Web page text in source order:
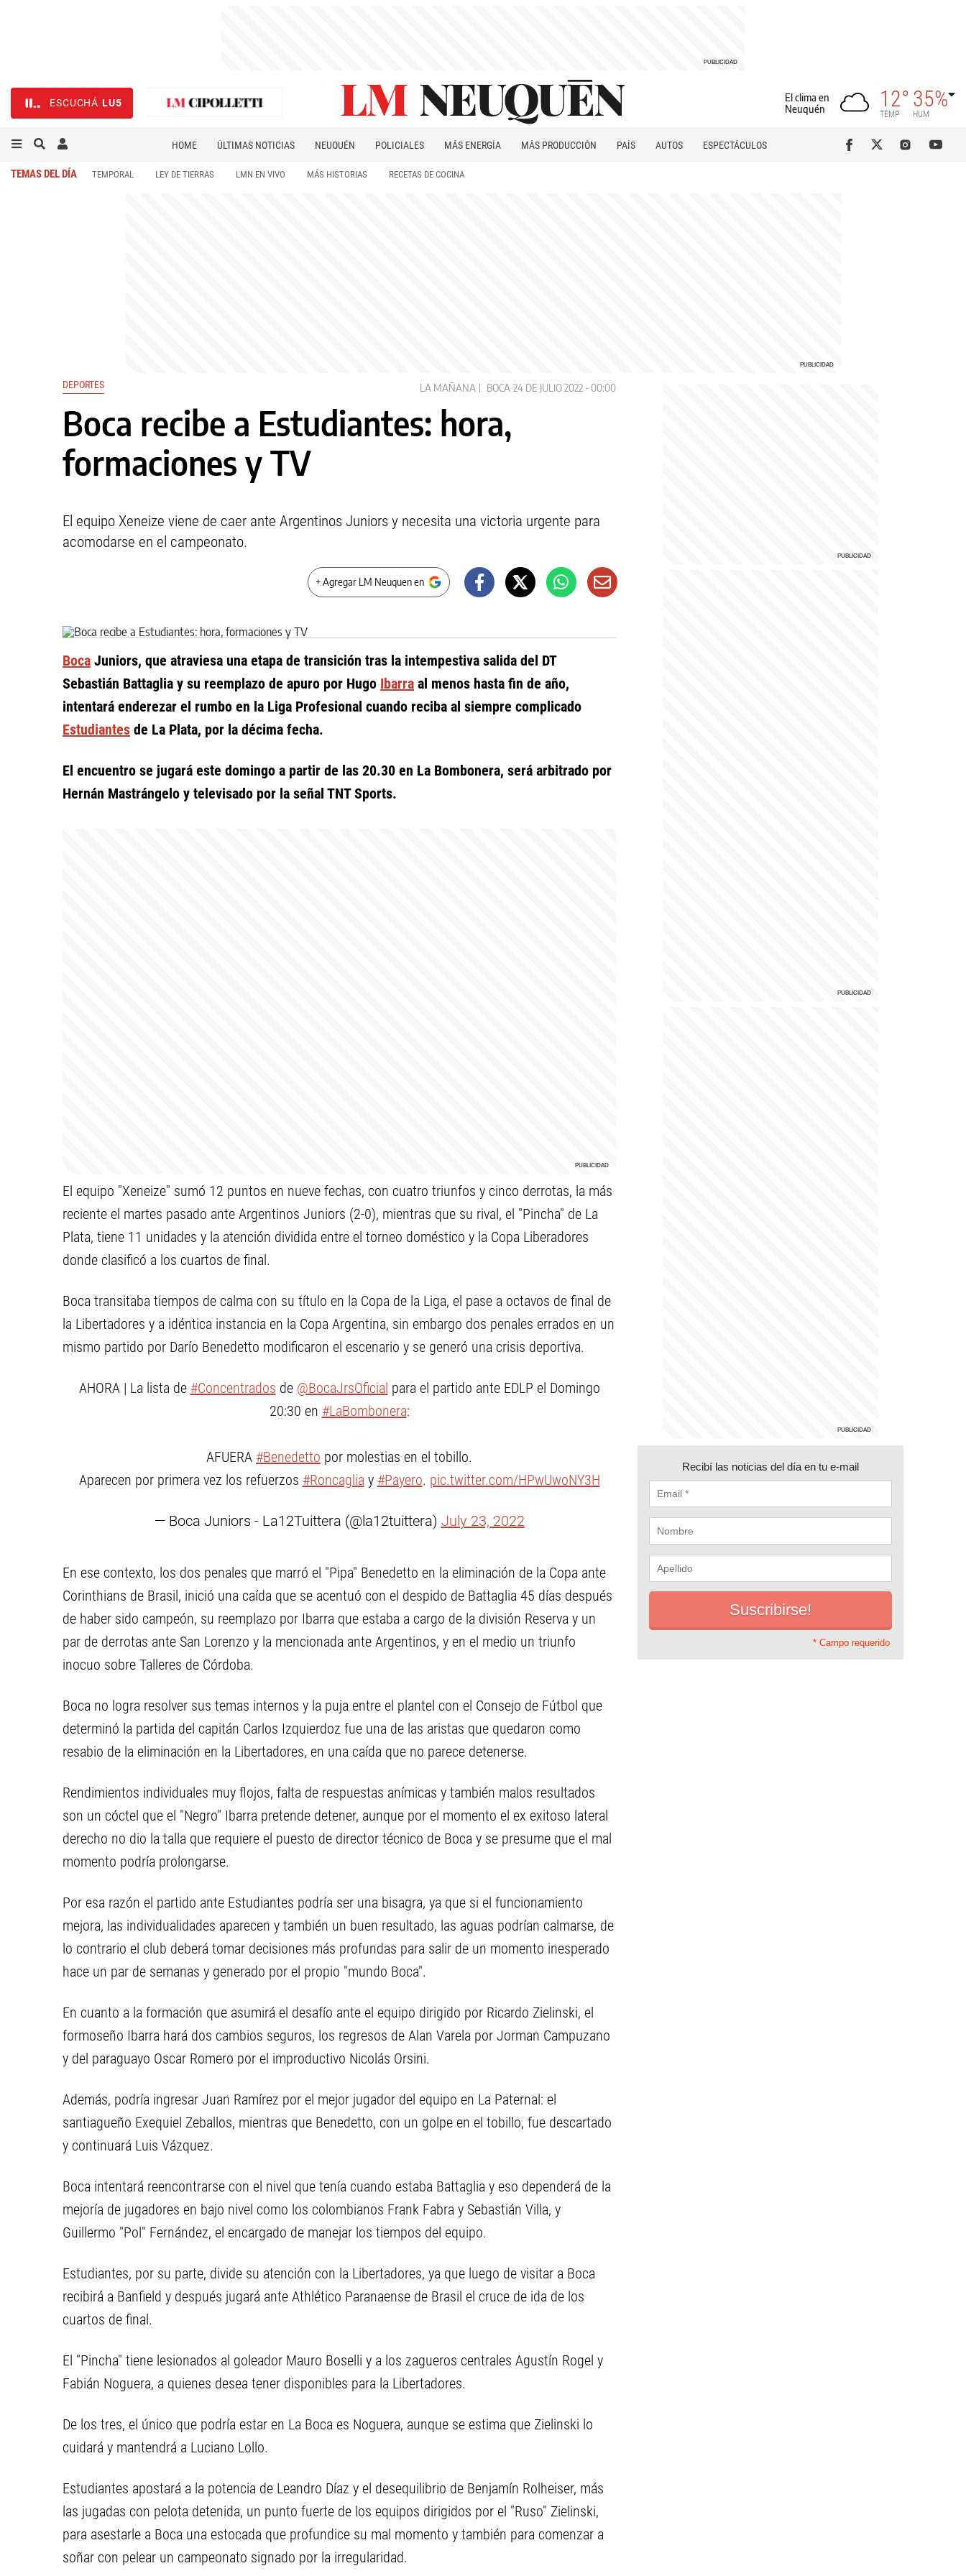
ESCUCHÁ LU5
El clima en
Neuquén
12°
TEMP
35%
HUM
HOME ÚLTIMAS NOTICIAS NEUQUÉN POLICIALES MÁS ENERGÍA MÁS PRODUCCIÓN PAÍS AUTOS
ESPECTÁCULOS
TEMAS DEL DÍA TEMPORAL LEY DE TIERRAS LMN EN VIVO MÁS HISTORIAS RECETAS DE COCINA
DEPORTES LA MAÑANA BOCA 24 DE JULIO 2022 - 00:00
Boca recibe a Estudiantes: hora,
formaciones y TV
El equipo Xeneize viene de caer ante Argentinos Juniors y necesita una victoria urgente para
acomodarse en el campeonato.
+ Agregar LM Neuquen en
Boca Juniors, que atraviesa una etapa de transición tras la intempestiva salida del DT
Sebastián Battaglia y su reemplazo de apuro por Hugo Ibarra al menos hasta fin de año,
intentará enderezar el rumbo en la Liga Profesional cuando reciba al siempre complicado
Estudiantes de La Plata, por la décima fecha.
El encuentro se jugará este domingo a partir de las 20.30 en La Bombonera, será arbitrado por
Hernán Mastrángelo y televisado por la señal TNT Sports.
El equipo "Xeneize" sumó 12 puntos en nueve fechas, con cuatro triunfos y cinco derrotas, la más
reciente el martes pasado ante Argentinos Juniors (2-0), mientras que su rival, el "Pincha" de La
Plata, tiene 11 unidades y la atención dividida entre el torneo doméstico y la Copa Liberadores
donde clasificó a los cuartos de final.
Boca transitaba tiempos de calma con su título en la Copa de la Liga, el pase a octavos de final de
la Libertadores y a idéntica instancia en la Copa Argentina, sin embargo dos penales errados en un
mismo partido por Darío Benedetto modificaron el escenario y se generó una crisis deportiva.
AHORA | La lista de #Concentrados de @BocaJrsOficial para el partido ante EDLP el Domingo
20:30 en #LaBombonera:
AFUERA #Benedetto por molestias en el tobillo.
Aparecen por primera vez los refuerzos #Roncaglia y #Payero. pic.twitter.com/HPwUwoNY3H
— Boca Juniors - La12Tuittera (@la12tuittera) July 23, 2022
En ese contexto, los dos penales que marró el "Pipa" Benedetto en la eliminación de la Copa ante
Corinthians de Brasil, inició una caída que se acentuó con el despido de Battaglia 45 días después
de haber sido campeón, su reemplazo por Ibarra que estaba a cargo de la división Reserva y un
par de derrotas ante San Lorenzo y la mencionada ante Argentinos, y en el medio un triunfo
inocuo sobre Talleres de Córdoba.
Boca no logra resolver sus temas internos y la puja entre el plantel con el Consejo de Fútbol que
determinó la partida del capitán Carlos Izquierdoz fue una de las aristas que quedaron como
resabio de la eliminación en la Libertadores, en una caída que no parece detenerse.
Rendimientos individuales muy flojos, falta de respuestas anímicas y también malos resultados
son un cóctel que el "Negro" Ibarra pretende detener, aunque por el momento el ex exitoso lateral
derecho no dio la talla que requiere el puesto de director técnico de Boca y se presume que el mal
momento podría prolongarse.
Por esa razón el partido ante Estudiantes podría ser una bisagra, ya que si el funcionamiento
mejora, las individualidades aparecen y también un buen resultado, las aguas podrían calmarse, de
lo contrario el club deberá tomar decisiones más profundas para salir de un momento inesperado
hace un par de semanas y generado por el propio "mundo Boca".
En cuanto a la formación que asumirá el desafío ante el equipo dirigido por Ricardo Zielinski, el
formoseño Ibarra hará dos cambios seguros, los regresos de Alan Varela por Jorman Campuzano
y del paraguayo Oscar Romero por el improductivo Nicolás Orsini.
Además, podría ingresar Juan Ramírez por el mejor jugador del equipo en La Paternal: el
santiagueño Exequiel Zeballos, mientras que Benedetto, con un golpe en el tobillo, fue descartado
y continuará Luis Vázquez.
Boca intentará reencontrarse con el nivel que tenía cuando estaba Battaglia y eso dependerá de la
mejoría de jugadores en bajo nivel como los colombianos Frank Fabra y Sebastián Villa, y
Guillermo "Pol" Fernández, el encargado de manejar los tiempos del equipo.
Estudiantes, por su parte, divide su atención con la Libertadores, ya que luego de visitar a Boca
recibirá a Banfield y después jugará ante Athlético Paranaense de Brasil el cruce de ida de los
cuartos de final.
El "Pincha" tiene lesionados al goleador Mauro Boselli y a los zagueros centrales Agustín Rogel y
Fabián Noguera, a quienes desea tener disponibles para la Libertadores.
De los tres, el único que podría estar en La Boca es Noguera, aunque se estima que Zielinski lo
cuidará y mantendrá a Luciano Lollo.
Estudiantes apostará a la potencia de Leandro Díaz y el desequilibrio de Benjamín Rolheiser, más
las jugadas con pelota detenida, un punto fuerte de los equipos dirigidos por el "Ruso" Zielinski,
para asestarle a Boca una estocada que profundice su mal momento y también para comenzar a
soñar con pelear un campeonato signado por la irregularidad.
Recibí las noticias del día en tu e-mail
* Campo requerido